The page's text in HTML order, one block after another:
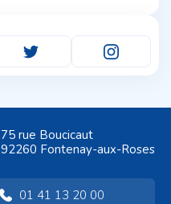
75 rue Boucicaut
92260 Fontenay-aux-Roses
01 41 13 20 00